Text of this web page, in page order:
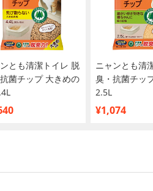
とも清潔トイレ 脱
菌チップ 大きめの
ニャンとも清
臭・抗菌チッ
2.5L
¥1,074